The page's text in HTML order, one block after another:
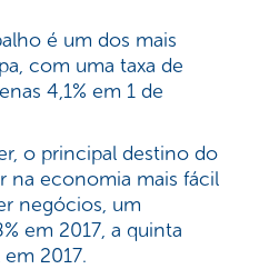
é um dos mais
com uma taxa de
4,1% em 1 de
o principal destino do
na economia mais fácil
negócios, um
em 2017, a quinta
2017.